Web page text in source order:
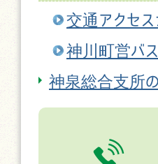
交通アクセス
神川町営バス
神泉総合支所